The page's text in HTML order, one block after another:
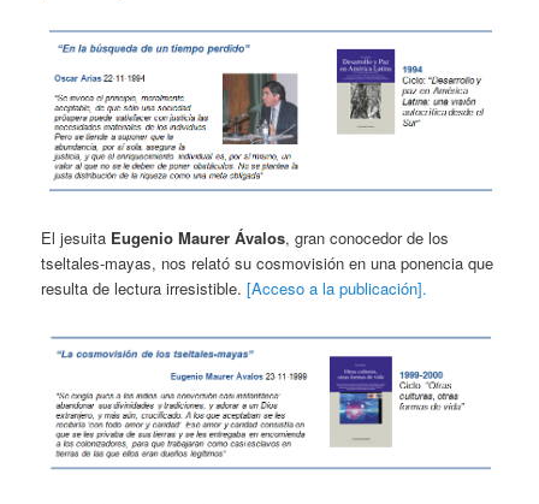
El jesuita Eugenio Maurer Ávalos, gran conocedor de los
tseltales-mayas, nos relató su cosmovisión en una ponencia que
resulta de lectura irresistible.[Acceso a la publicación].